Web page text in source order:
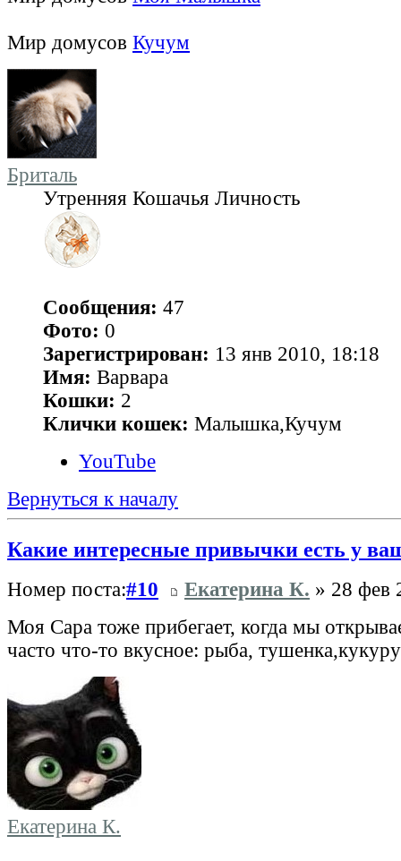
Мир домусов Кучум
Бриталь
Утренняя Кошачья Личность
Сообщения: 47
Фото: 0
Зарегистрирован: 13 янв 2010, 18:18
Имя: Варвара
Кошки: 2
Клички кошек: Малышка,Кучум
YouTube
Вернуться к началу
Какие интересные привычки есть у
Номер поста:#10 Екатерина К. » 28 фев
Моя Сара тоже прибегает, когда мы
часто что-то вкусное: рыба,
Екатерина К.